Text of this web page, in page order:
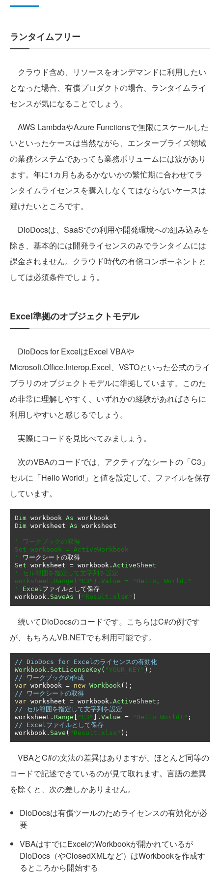
ランタイムフリー
クラウド含め、リソースをオンデマンドに利用したい
となった場合、有償プロダクトの場合、ランタイムライ
センスが気になることでしょう。
AWS LambdaやAzure Functionsで無限にスケールした
いといったケースは当然ながら、エンタープライズ領域
の業務システムであっても業務ボリュームには波があり
ます。年に1カ月もあるかないかの繁忙期に合わせてラ
ンタイムライセンスを購入しなくてはならないケースは
避けたいところです。
DioDocsは、SaaSでの利用や開発環境への組み込みを
除き、基本的には開発ライセンスのみでランタイムには
課金されません。クラウド時代の有償コンポーネントと
しては必須条件でしょう。
Excel準拠のオブジェクトモデル
DioDocs for ExcelはExcel VBAや
Microsoft.Office.Interop.Excel、VSTOといった公式のライ
ブラリのオブジェクトモデルに準拠しています。このた
め非常に理解しやすく、いずれかの経験があればさらに
利用しやすいと感じるでしょう。
実際にコードを見比べてみましょう。
次のVBAのコードでは、アクティブなシートの「C3」
セルに「Hello World!」と値を設定して、ファイルを保存
しています。
Dim workbook As
Dim worksheet As worksheet
' ワークブックの取得
Set workbook = ActiveWorkbook
'
ワークシートの取得
Set worksheet = workbook . ActiveSheet
' セル範囲を指定して文字列を設定
worksheet.Range("C3").Value = "Hello, World."
'
Excelファイルとして保存
workbook . SaveAs ( "Result.xlsm" )
続いてDioDocsのコードです。こちらはC#の例です
が、もちろんVB.NETでも利用可能です。
// DioDocs for Excelのライセンスの有効化
Workbook . SetLicenseKey( "YOUR_KEY" );
// ワークブックの作成
var workbook = new Workbook();
// ワークシートの取得
var worksheet = workbook . ActiveSheet ;
// セル範囲を指定して文字列を設定
worksheet . Range "C3" ]. Value = "Hello World!" ;
// Excelファイルとして保存
workbook . Save ( "Result.xlsx" );
VBAとC#の文法の差異はありますが、ほとんど同等の
コードで記述できているのが見て取れます。言語の差異
を除くと、次の差しかありません。
DioDocsは有償ツールのためライセンスの有効化が必
要
VBAはすでにExcelのWorkbookが開かれているが
DioDocs（やClosedXMLなど）はWorkbookを作成す
るところから開始する